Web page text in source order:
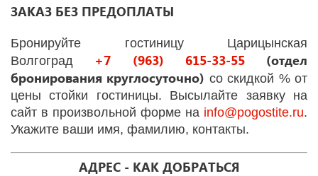
ЗАКАЗ БЕЗ ПРЕДОПЛАТЫ
Бронируйте гостиницу Царицынская
Волгоград +7 (963) 615-33-55(отдел
бронирования круглосуточно) со скидкой % от
цены стойки гостиницы. Высылайте заявку на
сайт в произвольной форме на info@pogostite.ru.
Укажите ваши имя, фамилию, контакты.
АДРЕС - КАК ДОБРАТЬСЯ